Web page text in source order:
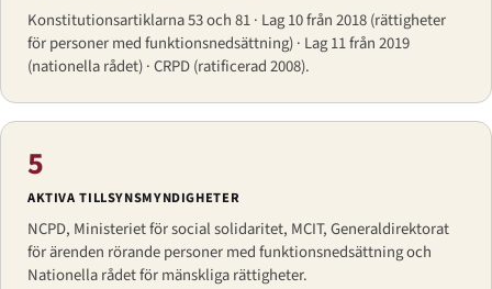
Konstitutionsartiklarna 53 och 81 · Lag 10 från 2018 (rättigheter
för personer med funktionsnedsättning) · Lag 11 från 2019
(nationella rådet) · CRPD (ratificerad 2008).
5
AKTIVA TILLSYNSMYNDIGHETER
NCPD, Ministeriet för social solidaritet, MCIT, Generaldirektorat
för ärenden rörande personer med funktionsnedsättning och
Nationella rådet för mänskliga rättigheter.